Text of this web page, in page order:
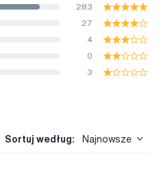
283
27
4
0
3
Sortuj według: Najnowsze